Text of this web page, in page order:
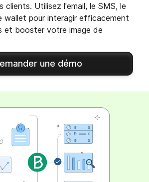
clients. Utilisez l'email, le SMS, le
wallet pour interagir efficacement
et booster votre image de
une démo